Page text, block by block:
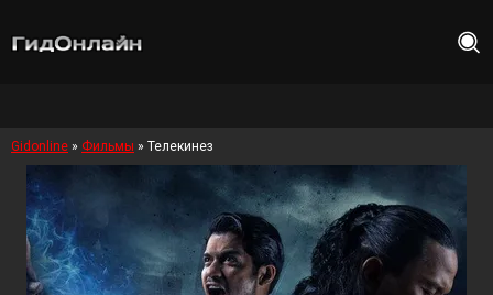
Gidonline » Фильмы » Телекинез